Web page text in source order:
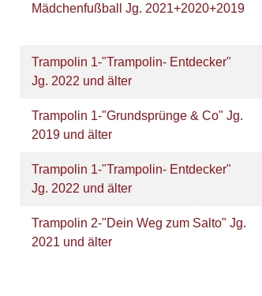
Mädchenfußball Jg. 2021+2020+2019
Trampolin 1-"Trampolin- Entdecker"
Jg. 2022 und älter
Trampolin 1-"Grundsprünge & Co" Jg.
2019 und älter
Trampolin 1-"Trampolin- Entdecker"
Jg. 2022 und älter
Trampolin 2-"Dein Weg zum Salto" Jg.
2021 und älter